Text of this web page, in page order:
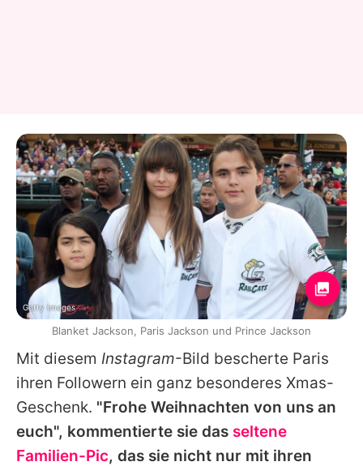
Mit diesem Instagram-Bild bescherte Paris
ihren Followern ein ganz besonderes Xmas-
Geschenk. "Frohe Weihnachten von uns an
euch", kommentierte sie das seltene
Familien-Pic, das sie nicht nur mit ihren
Getty Images
Blanket Jackson, Paris Jackson und Prince Jackson